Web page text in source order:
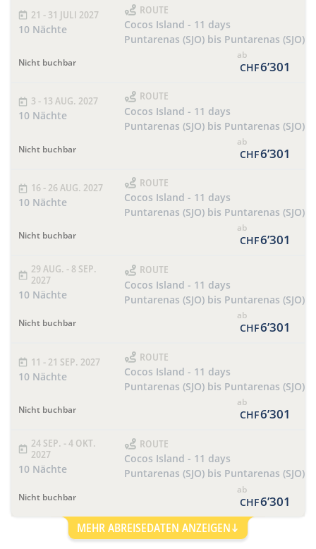
21 - 31 JULI 2027
10 Nächte
ROUTE
Cocos Island - 11 days
Puntarenas (SJO) bis Puntarenas (SJO)
ab
CHF6’301
Nicht buchbar
3 - 13 AUG. 2027
10 Nächte
ROUTE
Cocos Island - 11 days
Puntarenas (SJO) bis Puntarenas (SJO)
ab
CHF6’301
Nicht buchbar
16 - 26 AUG. 2027
10 Nächte
ROUTE
Cocos Island - 11 days
Puntarenas (SJO) bis Puntarenas (SJO)
ab
CHF6’301
Nicht buchbar
29 AUG. - 8 SEP.
2027
10 Nächte
ROUTE
Cocos Island - 11 days
Puntarenas (SJO) bis Puntarenas (SJO)
ab
CHF6’301
Nicht buchbar
11 - 21 SEP. 2027
10 Nächte
ROUTE
Cocos Island - 11 days
Puntarenas (SJO) bis Puntarenas (SJO)
ab
CHF6’301
Nicht buchbar
24 SEP. - 4 OKT.
2027
10 Nächte
ROUTE
Cocos Island - 11 days
Puntarenas (SJO) bis Puntarenas (SJO)
ab
CHF6’301
Nicht buchbar
MEHR ABREISEDATEN ANZEIGEN